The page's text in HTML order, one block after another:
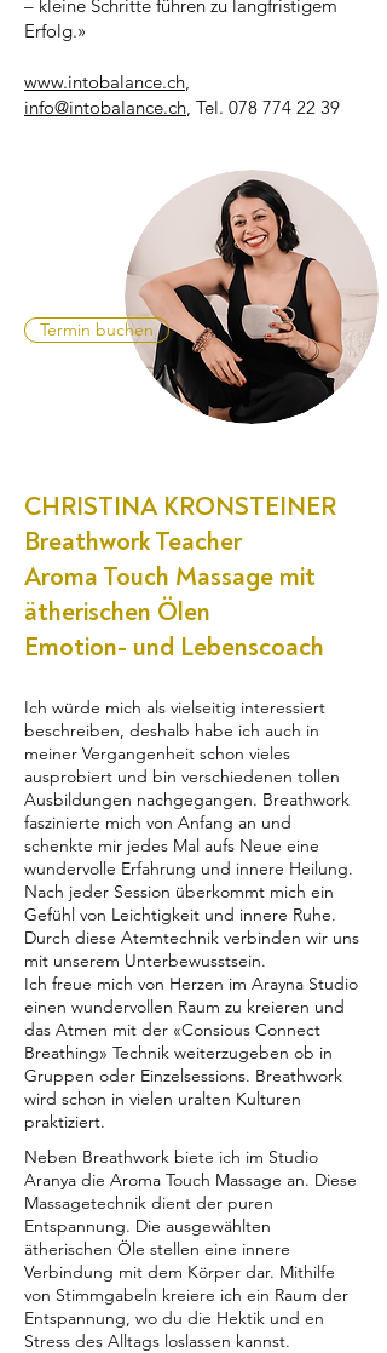
– kleine Schritte führen zu langfristigem
Erfolg.»
www.intobalance.ch,
info@intobalance.ch, Tel. 078 774 22 39
Termin buchen
CHRISTINA KRONSTEINER
Breathwork Teacher
Aroma Touch Massage mit
ätherischen Ölen
Emotion- und Lebenscoach
Ich würde mich als vielseitig interessiert
beschreiben, deshalb habe ich auch in
meiner Vergangenheit schon vieles
ausprobiert und bin verschiedenen tollen
Ausbildungen nachgegangen. Breathwork
faszinierte mich von Anfang an und
schenkte mir jedes Mal aufs Neue eine
wundervolle Erfahrung und innere Heilung.
Nach jeder Session überkommt mich ein
Gefühl von Leichtigkeit und innere Ruhe.
Durch diese Atemtechnik verbinden wir uns
mit unserem Unterbewusstsein.
Ich freue mich von Herzen im Arayna Studio
einen wundervollen Raum zu kreieren und
das Atmen mit der «Consious Connect
Breathing» Technik weiterzugeben ob in
Gruppen oder Einzelsessions. Breathwork
wird schon in vielen uralten Kulturen
praktiziert.
Neben Breathwork biete ich im Studio
Aranya die Aroma Touch Massage an. Diese
Massagetechnik dient der puren
Entspannung. Die ausgewählten
ätherischen Öle stellen eine innere
Verbindung mit dem Körper dar. Mithilfe
von Stimmgabeln kreiere ich ein Raum der
Entspannung, wo du die Hektik und en
Stress des Alltags loslassen kannst.